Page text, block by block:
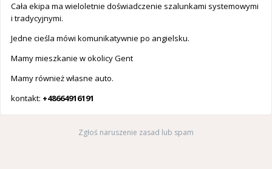
Cała ekipa ma wieloletnie doświadczenie szalunkami systemowymi
i tradycyjnymi.
Jedne cieśla mówi komunikatywnie po angielsku.
Mamy mieszkanie w okolicy Gent
Mamy również własne auto.
kontakt: +48664916191
Zgłoś naruszenie zasad lub spam